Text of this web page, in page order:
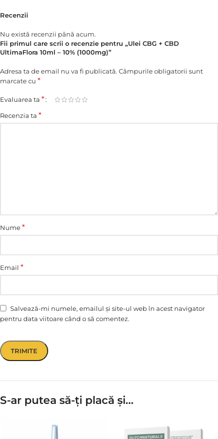
Recenzii
Nu există recenzii până acum.
Fii primul care scrii o recenzie pentru „Ulei CBG + CBD
UltimaFlora 10ml – 10% (1000mg)”
Adresa ta de email nu va fi publicată. Câmpurile obligatorii sunt
marcate cu *
Evaluarea ta *
Recenzia ta *
Nume*
Email *
Salvează-mi numele, emailul și site-ul web în acest navigator
pentru data viitoare când o să comentez.
S-ar putea să-ți placă și…